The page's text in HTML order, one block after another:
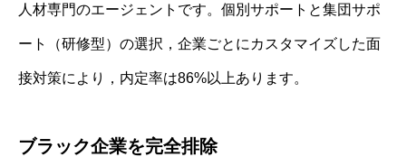
人材専門のエージェントです。個別サポートと集団サポ
ート（研修型）の選択，企業ごとにカスタマイズした面
接対策により，内定率は86%以上あります。
ブラック企業を完全排除